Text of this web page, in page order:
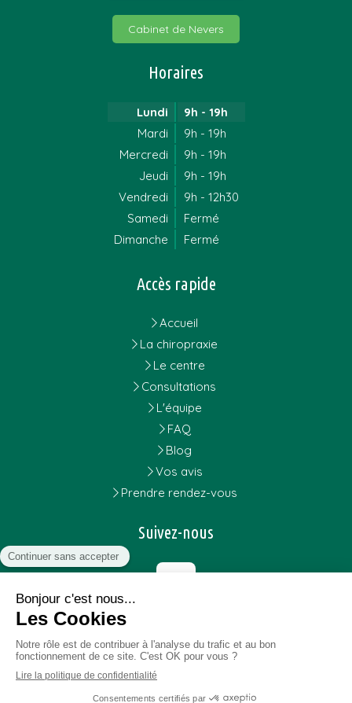
Cabinet de Nevers
Horaires
Lundi
9h - 19h
Mardi
9h - 19h
Mercredi
9h - 19h
Jeudi
9h - 19h
Vendredi
9h - 12h30
Samedi
Fermé
Dimanche
Fermé
Accès rapide
Accueil
La chiropraxie
Le centre
Consultations
L'équipe
FAQ
Blog
Vos avis
Prendre rendez-vous
Suivez-nous
Création et référencement du site par Simplébo